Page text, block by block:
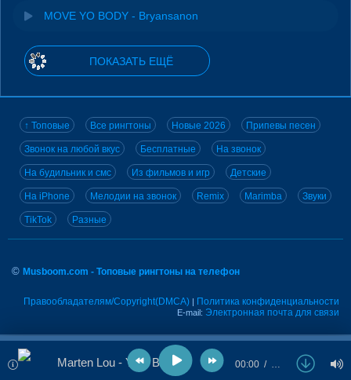
MOVE YO BODY - Bryansanon
ПОКАЗАТЬ ЕЩЁ
↑ Топовые Все рингтоны Новые 2026 Припевы песен
Звонок на любой вкус Бесплатные На звонок
На будильник и смс Из фильмов и игр Детские
На iPhone Мелодии на звонок Remix Marimba Звуки
TikTok Разные
© Musboom.com - Топовые рингтоны на телефон
Правообладателям/Copyright(DMCA) | Политика конфиденциальности
E-mail: Электронная почта для связи
Marten Lou - Your Body 00:00 …